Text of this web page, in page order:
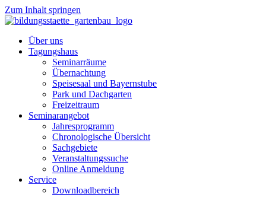
Zum Inhalt springen
Über uns
Tagungshaus
Seminarräume
Übernachtung
Speisesaal und Bayernstube
Park und Dachgarten
Freizeitraum
Seminarangebot
Jahresprogramm
Chronologische Übersicht
Sachgebiete
Veranstaltungssuche
Online Anmeldung
Service
Downloadbereich